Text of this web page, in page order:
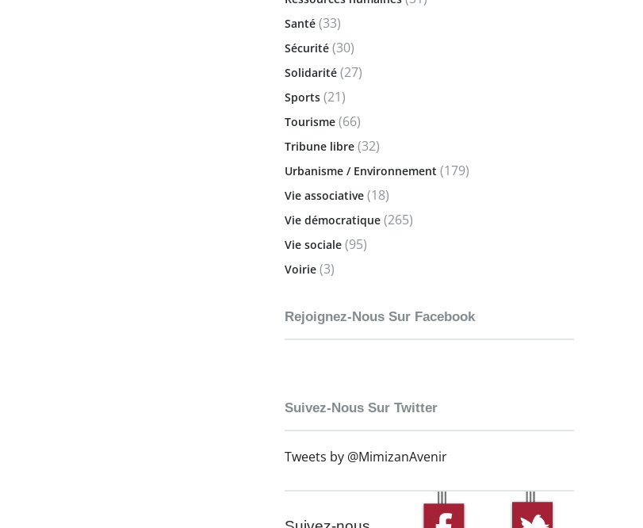
Santé (33)
Sécurité (30)
Solidarité (27)
Sports (21)
Tourisme (66)
Tribune libre (32)
Urbanisme / Environnement (179)
Vie associative (18)
Vie démocratique (265)
Vie sociale (95)
Voirie (3)
Rejoignez-Nous Sur Facebook
Suivez-Nous Sur Twitter
Tweets by @MimizanAvenir